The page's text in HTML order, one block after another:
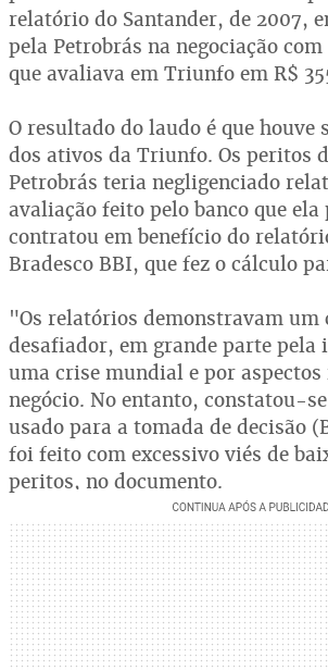
relatório do Santander, de 2007,
pela Petrobrás na negociação
que avaliava em Triunfo em R$
O resultado do laudo é que houve
dos ativos da Triunfo. Os peritos
Petrobrás teria negligenciado
avaliação feito pelo banco que
contratou em benefício do
Bradesco BBI, que fez o cálculo
"Os relatórios demonstravam um
desafiador, em grande parte pela
uma crise mundial e por aspectos
negócio. No entanto, constatou-
usado para a tomada de decisão
foi feito com excessivo viés de
peritos, no documento.